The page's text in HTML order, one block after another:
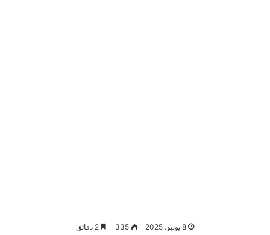
8 يونيو، 2025 335